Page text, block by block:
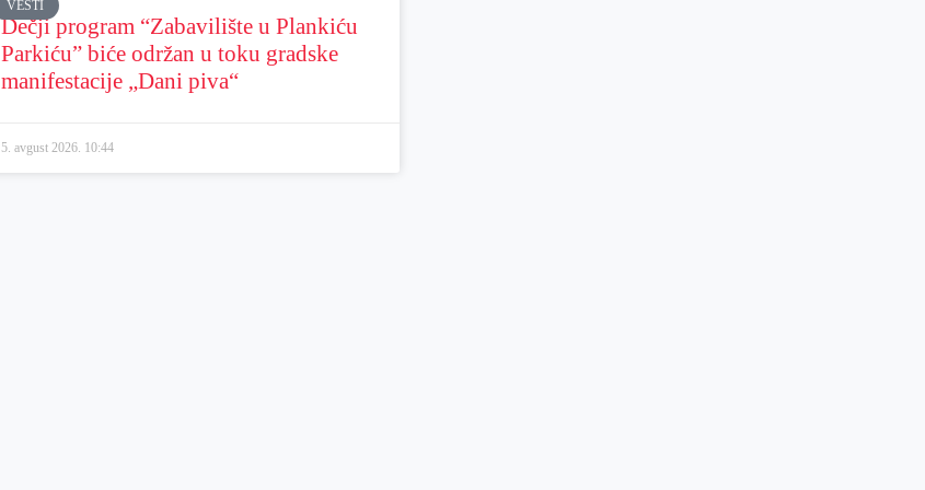
VESTI
Dečji program “Zabavilište u Plankiću
Parkiću” biće održan u toku gradske
manifestacije „Dani piva“
5. avgust 2026. 10:44